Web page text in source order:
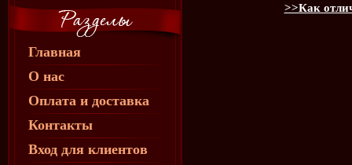
Главная
О нас
Оплата и доставка
Контакты
Вход для клиентов
>>Как